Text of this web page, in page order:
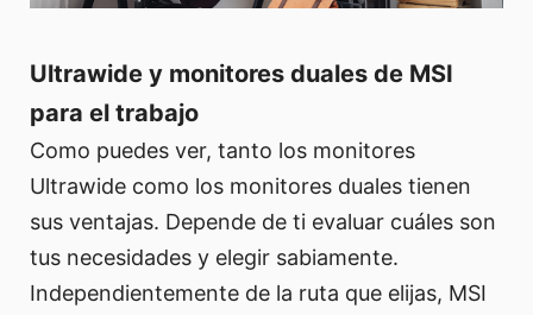
Ultrawide y monitores duales de MSI
para el trabajo
Como puedes ver, tanto los monitores
Ultrawide como los monitores duales tienen
sus ventajas. Depende de ti evaluar cuáles son
tus necesidades y elegir sabiamente.
Independientemente de la ruta que elijas, MSI